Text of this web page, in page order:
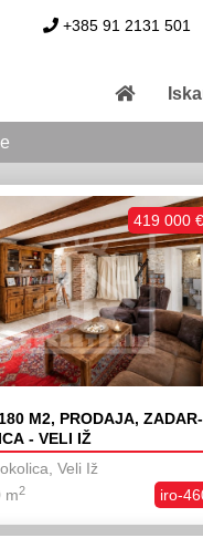
+385 91 2131 501
M2, PRODAJA, ZADAR-
- VELI IŽ
Veli Iž
iro-
m2
419 000 €